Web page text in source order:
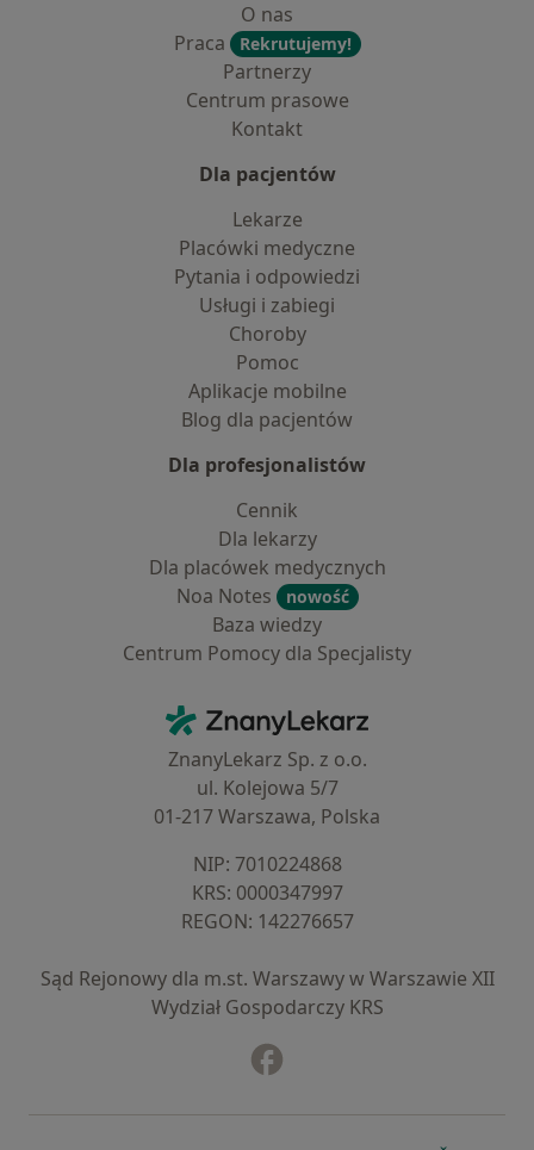
O nas
Praca
Rekrutujemy!
Partnerzy
Centrum prasowe
Kontakt
Dla pacjentów
Lekarze
Placówki medyczne
Pytania i odpowiedzi
Usługi i zabiegi
Choroby
Pomoc
Aplikacje mobilne
Blog dla pacjentów
Dla profesjonalistów
Cennik
Dla lekarzy
Dla placówek medycznych
Noa Notes
nowość
Baza wiedzy
Centrum Pomocy dla Specjalisty
ZnanyLekarz - Strona główna
ZnanyLekarz Sp. z o.o.
ul. Kolejowa 5/7
01-217 Warszawa, Polska
NIP: ⁠7010224868
KRS: ⁠0000347997
REGON: ⁠142276657
Sąd Rejonowy dla m.st. Warszawy w Warszawie XII
Wydział Gospodarczy KRS